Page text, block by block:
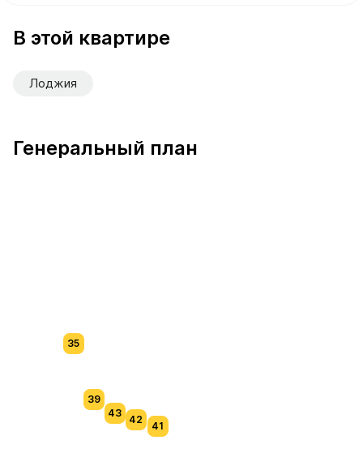
В этой квартире
Лоджия
Генеральный план
39
35
41
42
43